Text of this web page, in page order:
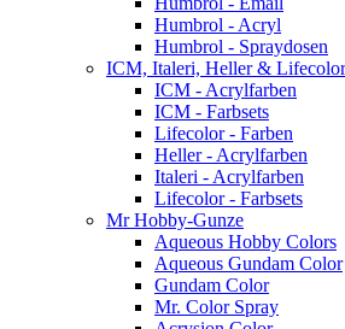
Humbrol - Acryl
Humbrol - Spraydosen
ICM, Italeri, Heller & Lifecolor
ICM - Acrylfarben
ICM - Farbsets
Lifecolor - Farben
Heller - Acrylfarben
Italeri - Acrylfarben
Lifecolor - Farbsets
Mr Hobby-Gunze
Aqueous Hobby Colors
Aqueous Gundam Color
Gundam Color
Mr. Color Spray